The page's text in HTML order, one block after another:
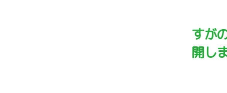
すが
開し